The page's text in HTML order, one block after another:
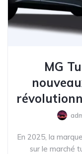
MG
En 2025, la
sur le marché